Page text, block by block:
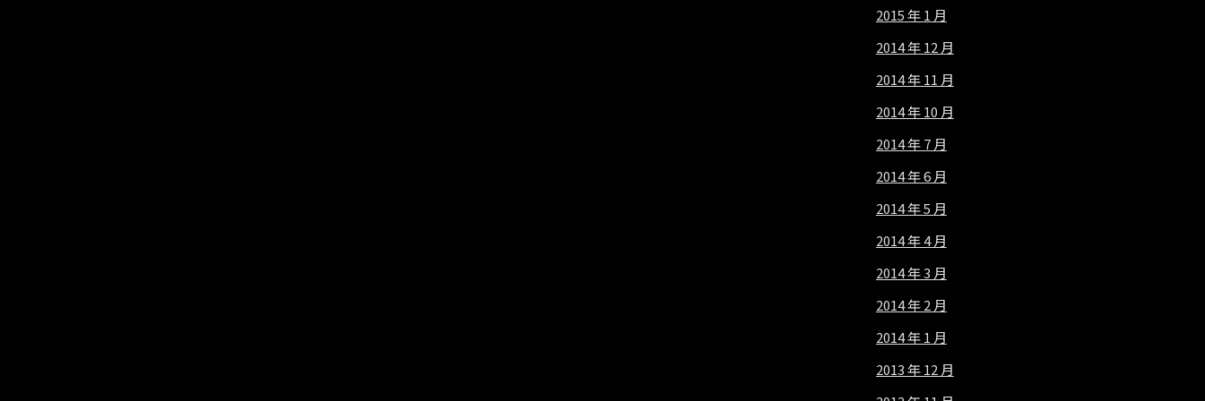
2015 年 1 月
2014 年 12 月
2014 年 11 月
2014 年 10 月
2014 年 7 月
2014 年 6 月
2014 年 5 月
2014 年 4 月
2014 年 3 月
2014 年 2 月
2014 年 1 月
2013 年 12 月